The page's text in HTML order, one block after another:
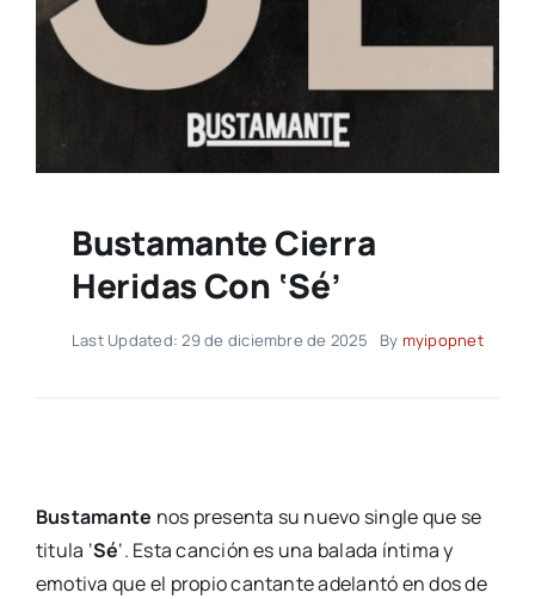
Bustamante Cierra
Heridas Con ‘Sé’
Last Updated: 29 de diciembre de 2025 By myipopnet
Bustamante nos presenta su nuevo single que se
titula ‘Sé‘. Esta canción es una balada íntima y
emotiva que el propio cantante adelantó en dos de